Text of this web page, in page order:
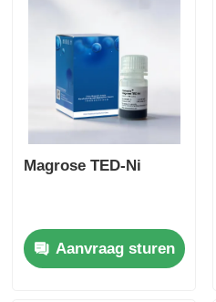
Magrose TED-Ni
Aanvraag sturen